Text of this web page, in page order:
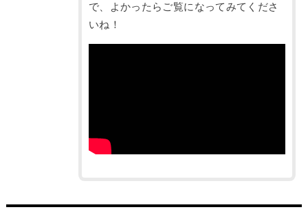
で、よかったらご覧になってみてくださ
いね！